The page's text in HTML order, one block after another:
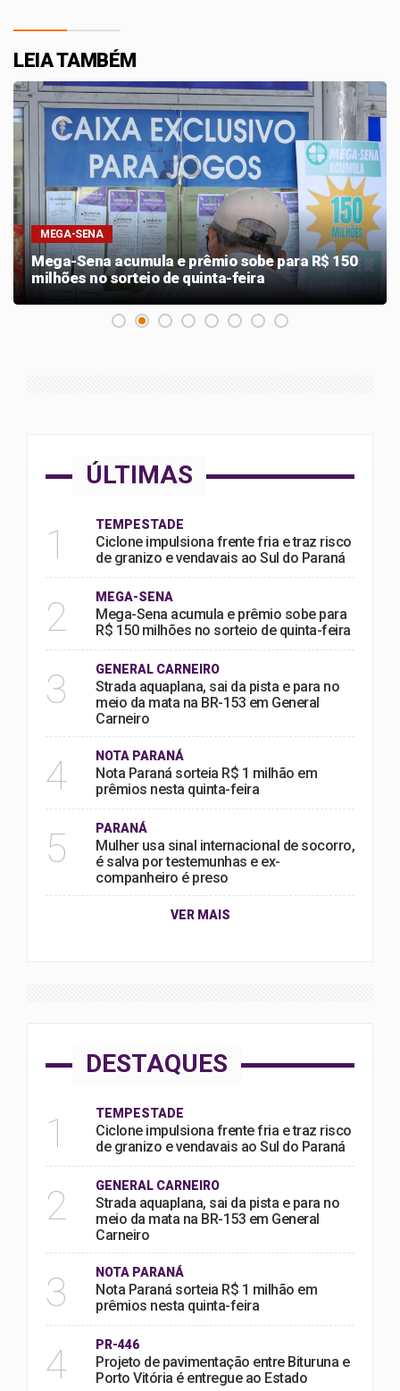
LEIA TAMBÉM
MEGA-SENA
Mega-Sena acumula e prêmio sobe para R$ 150
milhões no sorteio de quinta-feira
ÚLTIMAS
1 TEMPESTADE
Ciclone impulsiona frente fria e traz risco
de granizo e vendavais ao Sul do Paraná
2 MEGA-SENA
Mega-Sena acumula e prêmio sobe para
R$ 150 milhões no sorteio de quinta-feira
3 GENERAL CARNEIRO
Strada aquaplana, sai da pista e para no
meio da mata na BR-153 em General
Carneiro
4 NOTA PARANÁ
Nota Paraná sorteia R$ 1 milhão em
prêmios nesta quinta-feira
5 PARANÁ
Mulher usa sinal internacional de socorro,
é salva por testemunhas e ex-
companheiro é preso
VER MAIS
DESTAQUES
1 TEMPESTADE
Ciclone impulsiona frente fria e traz risco
de granizo e vendavais ao Sul do Paraná
2 GENERAL CARNEIRO
Strada aquaplana, sai da pista e para no
meio da mata na BR-153 em General
Carneiro
3 NOTA PARANÁ
Nota Paraná sorteia R$ 1 milhão em
prêmios nesta quinta-feira
4 PR-446
Projeto de pavimentação entre Bituruna e
Porto Vitória é entregue ao Estado